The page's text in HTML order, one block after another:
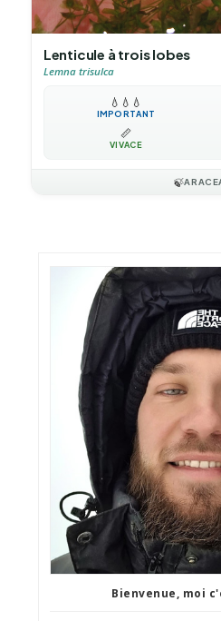
Lenticule à trois lobes
Lemna trisulca
💧 💧 💧
IMPORTANT
📏
VIVACE
🍃
Bienvenue, moi